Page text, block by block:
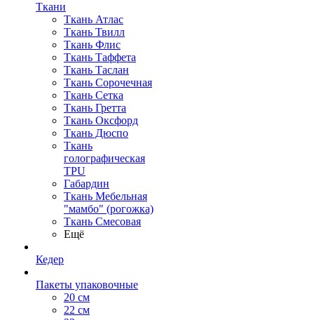
Ткани
Ткань Атлас
Ткань Твилл
Ткань Флис
Ткань Таффета
Ткань Таслан
Ткань Сорочечная
Ткань Сетка
Ткань Гретта
Ткань Оксфорд
Ткань Дюспо
Ткань
голографическая
TPU
Габардин
Ткань Мебельная
"мамбо" (рогожка)
Ткань Смесовая
Ещё
Кедер
Пакеты упаковочные
20 см
22 см